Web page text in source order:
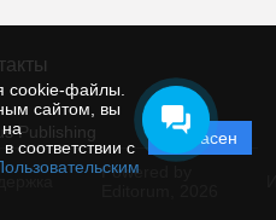
cookie-файлы.
сайтом, вы
на
соответствии с
Согласен
Publishing
Powered by